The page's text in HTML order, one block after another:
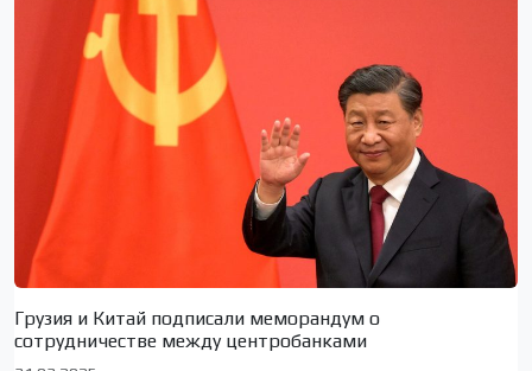
Грузия и Китай подписали меморандум о
сотрудничестве между центробанками